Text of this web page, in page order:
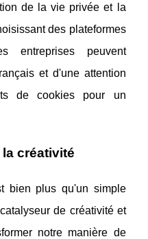
de la vie privée et la
des plateformes
entreprises peuvent
et d'une attention
de cookies pour un
créativité
bien plus qu'un simple
de créativité et
notre manière de